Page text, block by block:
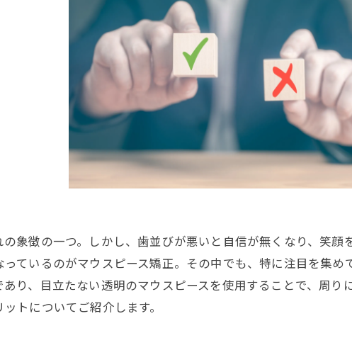
象徴の一つ。しかし、歯並びが悪いと自信が無くなり、笑
ているのがマウスピース矯正。その中でも、特に注目を集め
り、目立たない透明のマウスピースを使用することで、周
トについてご紹介します。